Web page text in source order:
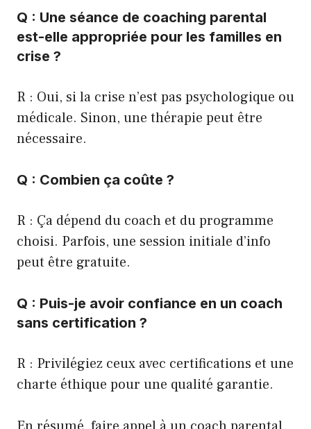
Q : Une séance de coaching parental
est-elle appropriée pour les familles en
crise ?
R : Oui, si la crise n’est pas psychologique ou
médicale. Sinon, une thérapie peut être
nécessaire.
Q : Combien ça coûte ?
R : Ça dépend du coach et du programme
choisi. Parfois, une session initiale d’info
peut être gratuite.
Q : Puis-je avoir confiance en un coach
sans certification ?
R : Privilégiez ceux avec certifications et une
charte éthique pour une qualité garantie.